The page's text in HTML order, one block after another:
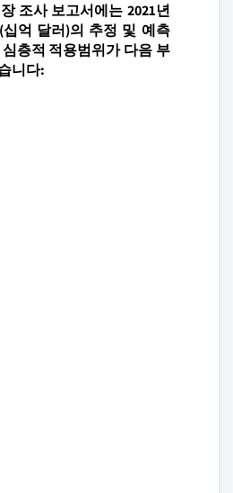
조사 보고서에는 2021년
억 달러)의 추정 및 예측
층적 적용범위가 다음 부
니다: